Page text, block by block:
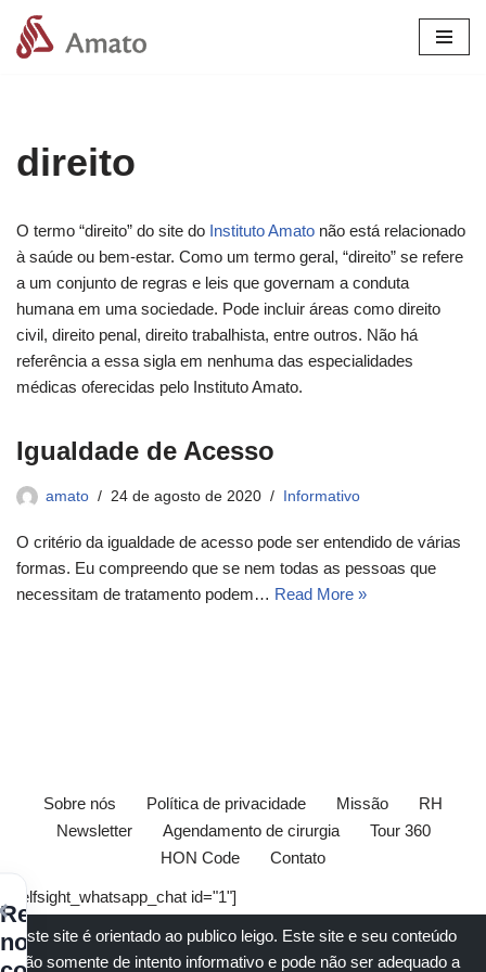
Pular
direito
O termo “direito” do site do Instituto Amato não está relacionado
à saúde ou bem-estar. Como um termo geral, “direito” se refere
a um conjunto de regras e leis que governam a conduta
humana em uma sociedade. Pode incluir áreas como direito
civil, direito penal, direito trabalhista, entre outros. Não há
referência a essa sigla em nenhuma das especialidades
médicas oferecidas pelo Instituto Amato.
Igualdade de Acesso
amato 24 de agosto de 2020 Informativo
O critério da igualdade de acesso pode ser entendido de várias
formas. Eu compreendo que se nem todas as pessoas que
necessitam de tratamento podem… Read More »
Sobre nós Política de privacidade Missão
RH
Newsletter
Agendamento de cirurgia
Tour 360
HON Code
Contato
[elfsight_whatsapp_chat id="1"]
Este site é orientado ao publico leigo. Este site e seu conteúdo
são somente de intento informativo e pode não ser adequado a
Receba
nossos